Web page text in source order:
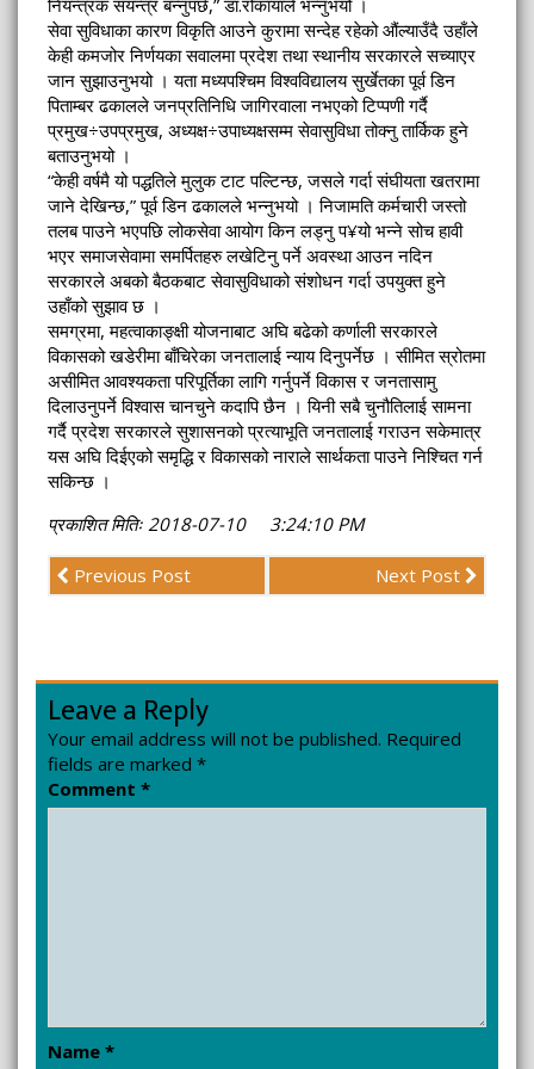
नियन्त्रक संयन्त्र बन्नुपर्छ,” डा.रोकायाले भन्नुभयो ।
सेवा सुविधाका कारण विकृति आउने कुरामा सन्देह रहेको औंल्याउँदै उहाँले
केही कमजोर निर्णयका सवालमा प्रदेश तथा स्थानीय सरकारले सच्याएर
जान सुझाउनुभयो । यता मध्यपश्चिम विश्वविद्यालय सुर्खेतका पूर्व डिन
पिताम्बर ढकालले जनप्रतिनिधि जागिरवाला नभएको टिप्पणी गर्दै
प्रमुख÷उपप्रमुख, अध्यक्ष÷उपाध्यक्षसम्म सेवासुविधा तोक्नु तार्किक हुने
बताउनुभयो ।
“केही वर्षमै यो पद्धतिले मुलुक टाट पल्टिन्छ, जसले गर्दा संघीयता खतरामा
जाने देखिन्छ,” पूर्व डिन ढकालले भन्नुभयो । निजामति कर्मचारी जस्तो
तलब पाउने भएपछि लोकसेवा आयोग किन लड्नु प¥यो भन्ने सोच हावी
भएर समाजसेवामा समर्पितहरु लखेटिनु पर्ने अवस्था आउन नदिन
सरकारले अबको बैठकबाट सेवासुविधाको संशोधन गर्दा उपयुक्त हुने
उहाँको सुझाव छ ।
समग्रमा, महत्वाकाङ्क्षी योजनाबाट अघि बढेको कर्णाली सरकारले
विकासको खडेरीमा बाँचिरेका जनतालाई न्याय दिनुपर्नेछ । सीमित स्रोतमा
असीमित आवश्यकता परिपूर्तिका लागि गर्नुपर्ने विकास र जनतासामु
दिलाउनुपर्ने विश्वास चानचुने कदापि छैन । यिनी सबै चुनौतिलाई सामना
गर्दै प्रदेश सरकारले सुशासनको प्रत्याभूति जनतालाई गराउन सकेमात्र
यस अघि दिईएको समृद्धि र विकासको नाराले सार्थकता पाउने निश्चित गर्न
सकिन्छ ।
प्रकाशित मितिः 2018-07-10 3:24:10 PM
Previous Post Next Post
Leave a Reply
Your email address will not be published. Required
fields are marked *
Comment *
Name *